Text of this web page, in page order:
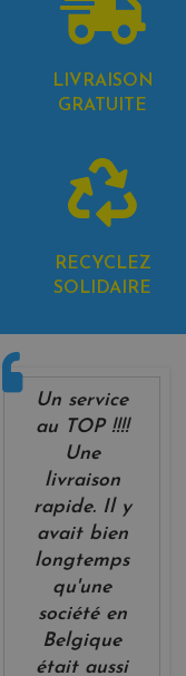
LIVRAISON
GRATUITE
RECYCLEZ
SOLIDAIRE
Un service
au TOP !!!!
Une
livraison
rapide. Il y
avait bien
longtemps
qu'une
société en
Belgique
était aussi